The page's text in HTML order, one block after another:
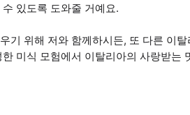
있도록 도와줄 거예요.
기 위해 저와 함께하시든, 또 다른 이
미식 모험에서 이탈리아의 사랑받는